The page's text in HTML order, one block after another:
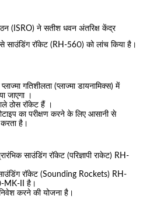
(ISRO) ने सतीश धवन अंतरिक्ष केंद्र
साउंडिंग रॉकेट (RH-560) को लांच किया है।
गतिशीलता (प्लाज्मा डायनामिक्स) में
जाएगा ।
ठोस रॉकेट हैं ।
का परीक्षण करने के लिए आसानी से
है।
साउंडिंग रॉकेट (परिज्ञापी राकेट) RH-
साउंडिंग रॉकेट (Sounding Rockets) RH-
MK-II है।
करने की योजना है।